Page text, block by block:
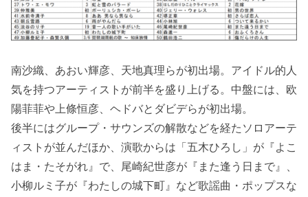
南沙織、あおい輝彦、天地真理らが初出場。アイドル的人
気を持つアーティストが前半を盛り上げる。中盤には、欧
陽菲菲や上條恒彦、ヘドバとダビデらが初出場。
後半にはグループ・サウンズの解散などを経たソロアーテ
ィストが並んだほか、演歌からは「五木ひろし」が『よこ
はま・たそがれ』で、尾崎紀世彦が『また逢う日まで』、
小柳ルミ子が『わたしの城下町』など歌謡曲・ポップスな